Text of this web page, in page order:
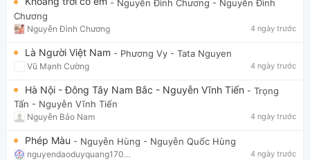
- Nguyễn Đình Chương - Nguyễn Đình
Chương
Nguyễn Đình Chương 4 ngày trước
Là Người Việt Nam - Phương Vy - Tata Nguyen
Vũ Mạnh Cường 4 ngày trước
Hà Nội - Đông Tây Nam Bắc - Nguyễn Vĩnh Tiến - Trọng
Tấn - Nguyễn Vĩnh Tiến
Nguyễn Bảo Nam 4 ngày trước
Phép Màu - Nguyễn Hùng - Nguyễn Quốc Hùng
nguyendaoduyquang17021 4 ngày trước